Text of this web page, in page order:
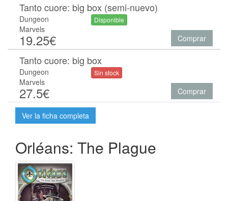
Tanto cuore: big box (semi-nuevo)
Dungeon
Marvels
19.25€
Disponible
Comprar
Tanto cuore: big box
Dungeon
Marvels
27.5€
Sin stock
Comprar
Ver la ficha completa
Orléans: The Plague